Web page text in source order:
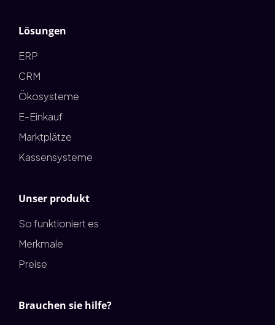
Lösungen
ERP
CRM
Ökosysteme
E-Einkauf
Marktplätze
Kassensysteme
Unser produkt
So funktioniert es
Merkmale
Preise
Brauchen sie hilfe?